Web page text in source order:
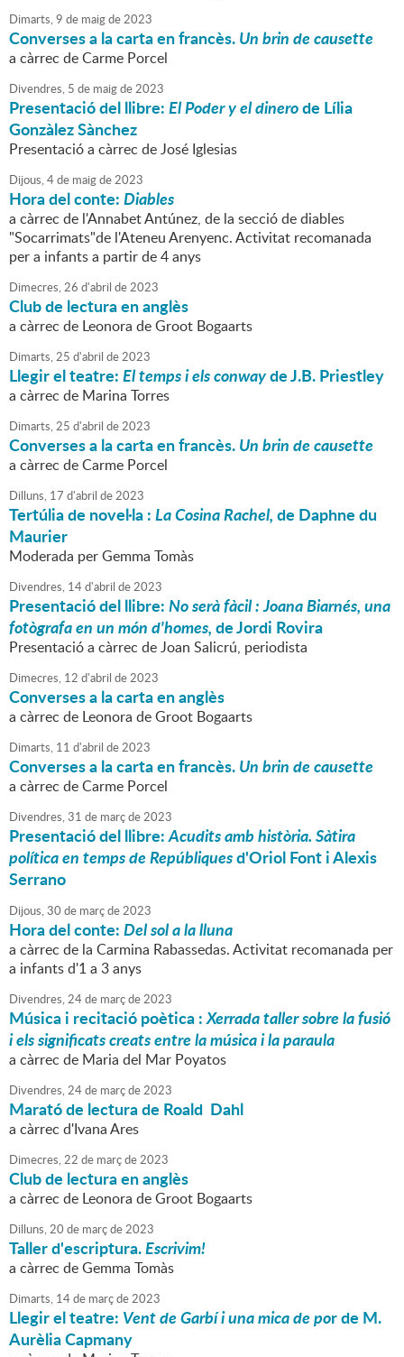
Dimarts,9 de maigde2023
Converses a la carta en francès.Un brin de causette
a càrrec de Carme Porcel
Divendres, 5 de maigde2023
Presentació del llibre:El Poder y el dinerode Lília
Gonzàlez Sànchez
Presentació a càrrec de José Iglesias
Dijous,4de maigde2023
Hora del conte:Diables
a càrrec de l'Annabet Antúnez, de la secció de diables
"Socarrimats"de l'Ateneu Arenyenc. Activitat recomanada
per a infants a partir de 4 anys
Dimecres,26 d'abril de2023
Club de lectura en anglès
a càrrec de Leonora de Groot Bogaarts
Dimarts,25 d'abril de2023
Llegir el teatre:El temps i els conwayde J.B. Priestley
a càrrec de Marina Torres
Dimarts,25 d'abril de2023
Converses a la carta en francès.Un brin de causette
a càrrec de Carme Porcel
Dilluns, 17 d'abril de2023
Tertúlia de novel·la :La Cosina Rachel,de Daphne du
Maurier
Moderada per Gemma Tomàs
Divendres, 14d'abril de2023
Presentació del llibre:No serà fàcil : Joana Biarnés, una
fotògrafa en un món d'homes,de Jordi Rovira
Presentació a càrrec de Joan Salicrú, periodista
Dimecres, 12 d'abril de2023
Converses a la carta en anglès
a càrrec de Leonora de Groot Bogaarts
Dimarts, 11 d'abril de2023
Converses a la carta en francès.Un brin de causette
a càrrec de Carme Porcel
Divendres,31 de marçde2023
Presentació del llibre:Acudits amb història. Sàtira
política en temps de Repúbliquesd'Oriol Font i Alexis
Serrano
Dijous,30 de marçde2023
Hora del conte:Del sol a la lluna
a càrrec de la Carmina Rabassedas. Activitat recomanada per
a infants d'1 a 3 anys
Divendres,24de marçde2023
Música i recitació poètica :Xerrada taller sobre la fusió
i els significats creats entre la música i la paraula
a càrrec de Maria del Mar Poyatos
Divendres,24de marçde2023
Marató de lectura de Roald Dahl
a càrrec d'Ivana Ares
Dimecres,22 de marçde2023
Club de lectura en anglès
a càrrec de Leonora de Groot Bogaarts
Dilluns,20 de marçde2023
Taller d'escriptura.Escrivim!
a càrrec de Gemma Tomàs
Dimarts, 14de marçde2023
Llegir el teatre: Vent de Garbí i una mica de por de M.
Aurèlia Capmany